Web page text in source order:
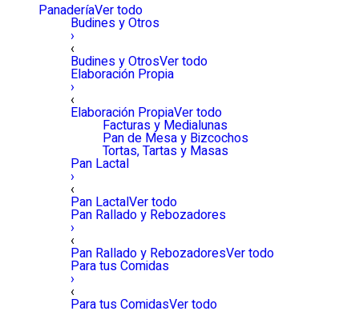
PanaderíaVer todo
Budines y Otros
›
‹
Budines y OtrosVer todo
Elaboración Propia
›
‹
Elaboración PropiaVer todo
Facturas y Medialunas
Pan de Mesa y Bizcochos
Tortas, Tartas y Masas
Pan Lactal
›
‹
Pan LactalVer todo
Pan Rallado y Rebozadores
›
‹
Pan Rallado y RebozadoresVer todo
Para tus Comidas
›
‹
Para tus ComidasVer todo